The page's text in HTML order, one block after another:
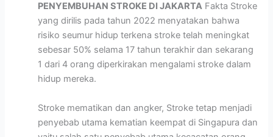
PENYEMBUHAN STROKE DI JAKARTA Fakta Stroke
yang dirilis pada tahun 2022 menyatakan bahwa
risiko seumur hidup terkena stroke telah meningkat
sebesar 50% selama 17 tahun terakhir dan sekarang
1 dari 4 orang diperkirakan mengalami stroke dalam
hidup mereka.
Stroke mematikan dan angker, Stroke tetap menjadi
penyebab utama kematian keempat di Singapura dan